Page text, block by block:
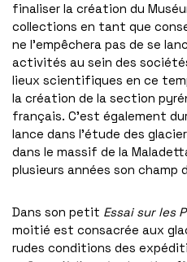
finaliser la création du
collections en tant que
ne l’empêchera pas de se
activités au sein des
lieux scientifiques en ce
la création de la section
français. C’est également
lance dans l’étude des
dans le massif de la
plusieurs années son champ
Dans son petit Essai sur les
moitié est consacrée aux
rudes conditions des